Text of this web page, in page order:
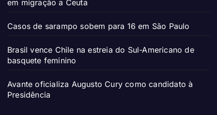
em migração a Ceuta
Casos de sarampo sobem para 16 em São Paulo
Brasil vence Chile na estreia do Sul-Americano de
basquete feminino
Avante oficializa Augusto Cury como candidato à
Presidência